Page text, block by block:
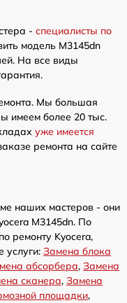
- специалисты по
модель M3145dn
На все виды
Мы большая
имеем более 20 тыс.
уже имеется
ремонта на сайте
наших мастеров - они
M3145dn. По
ремонту Kyocera,
услуги: Замена блока
абсорбера, Замена
сканера, Замена
площадки,